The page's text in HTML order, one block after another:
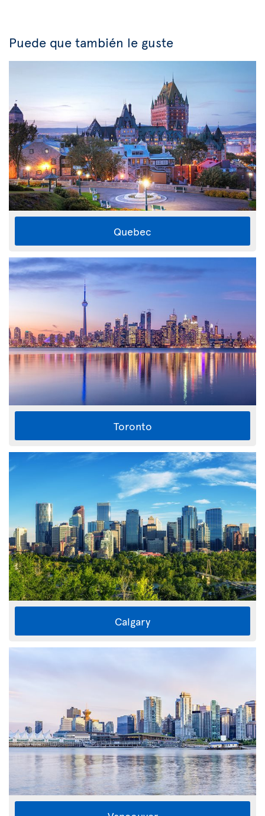
Puede que también le guste
Quebec
Toronto
Calgary